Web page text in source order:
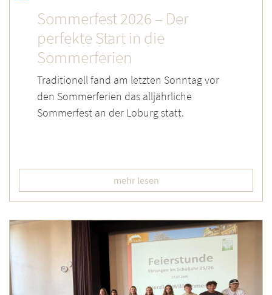
Sommerfest 2026 – Der
perfekte Start in die
Sommerferien
Traditionell fand am letzten Sonntag vor
den Sommerferien das alljährliche
Sommerfest an der Loburg statt.
mehr lesen